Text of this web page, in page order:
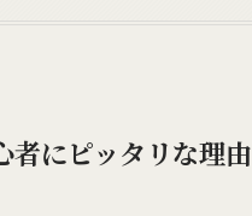
者にピッタリな理由